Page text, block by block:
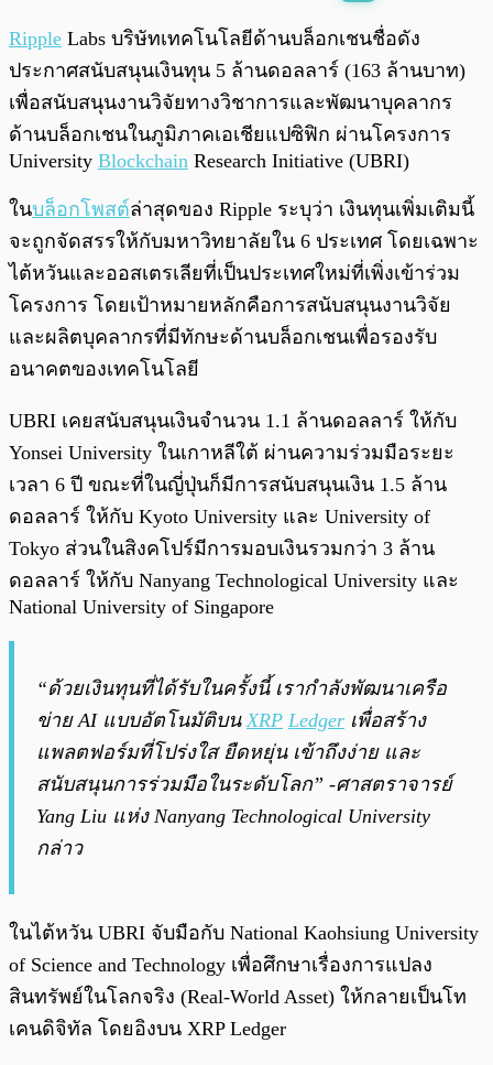
0:00 /
Ripple Labs บริษัทเทคโนโลยีด้านบล็อกเชนชื่อดัง
ประกาศสนับสนุนเงินทุน 5 ล้านดอลลาร์ (163 ล้านบาท)
เพื่อสนับสนุนงานวิจัยทางวิชาการและพัฒนาบุคลากร
ด้านบล็อกเชนในภูมิภาคเอเชียแปซิฟิก ผ่านโครงการ
University Blockchain Research Initiative (UBRI)
ในบล็อกโพสต์ล่าสุดของ Ripple ระบุว่า เงินทุนเพิ่มเติมนี้
จะถูกจัดสรรให้กับมหาวิทยาลัยใน 6 ประเทศ โดยเฉพาะ
ไต้หวันและออสเตรเลียที่เป็นประเทศใหม่ที่เพิ่งเข้าร่วม
โครงการ โดยเป้าหมายหลักคือการสนับสนุนงานวิจัย
และผลิตบุคลากรที่มีทักษะด้านบล็อกเชนเพื่อรองรับ
อนาคตของเทคโนโลยี
UBRI เคยสนับสนุนเงินจำนวน 1.1 ล้านดอลลาร์ ให้กับ
Yonsei University ในเกาหลีใต้ ผ่านความร่วมมือระยะ
เวลา 6 ปี ขณะที่ในญี่ปุ่นก็มีการสนับสนุนเงิน 1.5 ล้าน
ดอลลาร์ ให้กับ Kyoto University และ University of
Tokyo ส่วนในสิงคโปร์มีการมอบเงินรวมกว่า 3 ล้าน
ดอลลาร์ ให้กับ Nanyang Technological University และ
National University of Singapore
“ด้วยเงินทุนที่ได้รับในครั้งนี้ เรากำลังพัฒนาเครือ
ข่าย AI แบบอัตโนมัติบนXRP Ledger เพื่อสร้าง
แพลตฟอร์มที่โปร่งใส ยืดหยุ่น เข้าถึงง่าย และ
สนับสนุนการร่วมมือในระดับโลก” -ศาสตราจารย์
Yang Liu แห่ง Nanyang Technological University
กล่าว
ในไต้หวัน UBRI จับมือกับ National Kaohsiung University
of Science and Technology เพื่อศึกษาเรื่องการแปลง
สินทรัพย์ในโลกจริง (Real-World Asset) ให้กลายเป็นโท
เคนดิจิทัล โดยอิงบน XRP Ledger